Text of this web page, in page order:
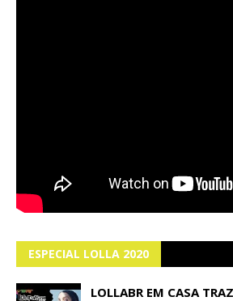
ESPECIAL LOLLA 2020
LOLLABR EM CASA